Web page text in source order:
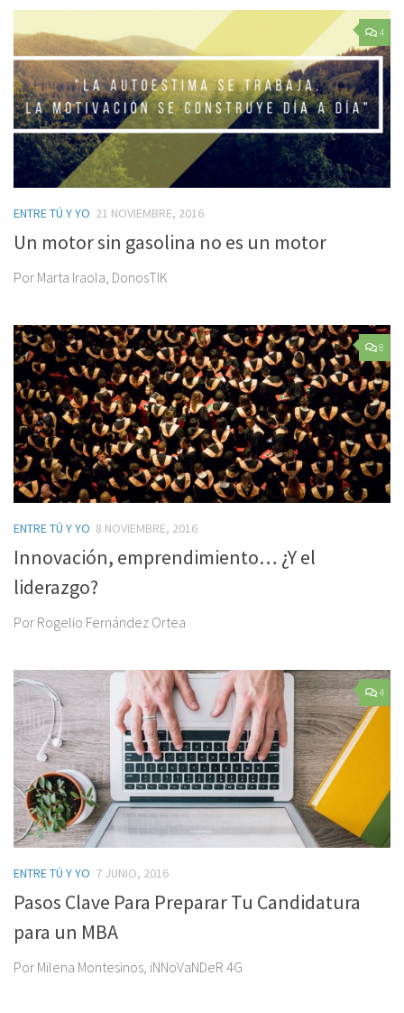
4
ENTRE TÚ Y YO 21 NOVIEMBRE, 2016
Un motor sin gasolina no es un motor
Por Marta Iraola, DonosTIK
8
ENTRE TÚ Y YO 8 NOVIEMBRE, 2016
Innovación, emprendimiento… ¿Y el
liderazgo?
Por Rogelio Fernández Ortea
4
ENTRE TÚ Y YO 7 JUNIO, 2016
Pasos Clave Para Preparar Tu Candidatura
para un MBA
Por Milena Montesinos, iNNoVaNDeR 4G